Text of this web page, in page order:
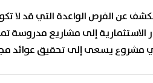
عن الفرص الواعدة التي قد لا
الاستثمارية إلى مشاريع مدروسة
يسعى إلى تحقيق عوائد